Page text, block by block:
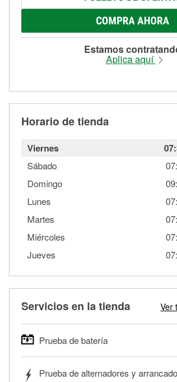
COMPRA AHORA
Estamos
Aplica aquí
Horario de tienda
Viernes
Sábado
Domingo
Lunes
Martes
Miércoles
Jueves
Servicios en la tienda Ver
Prueba de batería
autos, camionetas, SUVs, vehículos
Prueba de alternadores y